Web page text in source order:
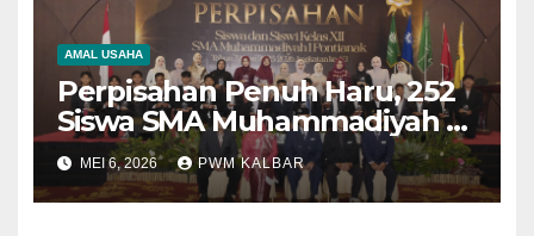
AMAL USAHA
Perpisahan Penuh Haru, 252
Siswa SMA Muhammadiyah 1
Pontianak Lulus 100 Persen
MEI 6, 2026 PWM KALBAR